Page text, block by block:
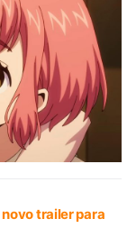
trailer para